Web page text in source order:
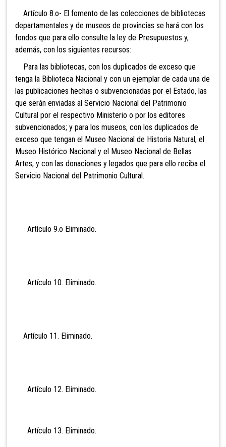
Artículo 8.o- El fomento de las colecciones de bibliotecas
departamentales y de museos de provincias se hará con los
fondos que para ello consulte la ley de Presupuestos y,
además, con los siguientes recursos:
Para las bibliotecas, con los duplicados de exceso que
tenga la Biblioteca Nacional y con un ejemplar de cada una de
las publicaciones hechas o subvencionadas por el Estado, las
que serán enviadas al Servicio Nacional del Patrimonio
Cultural por el respectivo Ministerio o por los editores
subvencionados; y para los museos, con los duplicados de
exceso que tengan el Museo Nacional de Historia Natural, el
Museo Histórico Nacional y el Museo Nacional de Bellas
Artes, y con las donaciones y legados que para ello reciba el
Servicio Nacional del Patrimonio Cultural.
Artículo 9.o Eliminado.
Artículo 10. Eliminado.
Artículo 11. Eliminado.
Artículo 12. Eliminado.
Artículo 13. Eliminado.